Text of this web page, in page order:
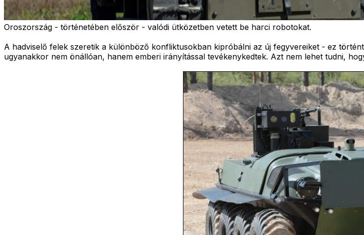
Oroszország - történetében először - valódi ütközetben vetett be harci robotokat.
A hadviselő felek szeretik a különböző konfliktusokban kipróbálni az új fegyvereiket - ez
ugyanakkor nem önállóan, hanem emberi irányítással tevékenykedtek. Azt nem lehet tudni,